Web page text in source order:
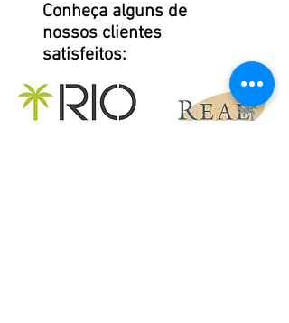
Conheça alguns de
nossos clientes
satisfeitos: